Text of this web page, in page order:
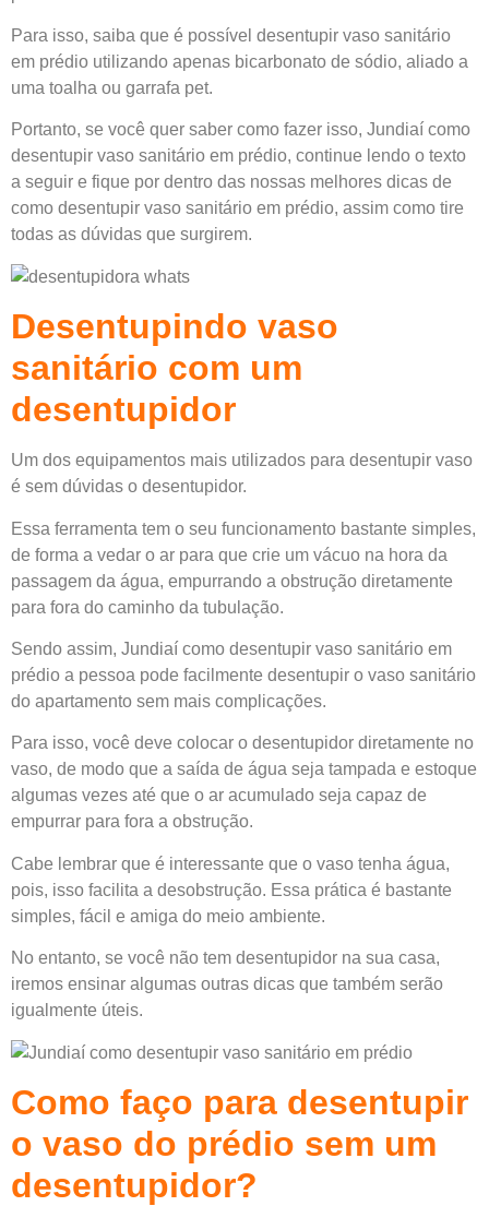
Para isso, saiba que é possível desentupir vaso sanitário
em prédio utilizando apenas bicarbonato de sódio, aliado a
uma toalha ou garrafa pet.
Portanto, se você quer saber como fazer isso, Jundiaí como
desentupir vaso sanitário em prédio, continue lendo o texto
a seguir e fique por dentro das nossas melhores dicas de
como desentupir vaso sanitário em prédio, assim como tire
todas as dúvidas que surgirem.
Desentupindo vaso
sanitário com um
desentupidor
Um dos equipamentos mais utilizados para desentupir vaso
é sem dúvidas o desentupidor.
Essa ferramenta tem o seu funcionamento bastante simples,
de forma a vedar o ar para que crie um vácuo na hora da
passagem da água, empurrando a obstrução diretamente
para fora do caminho da tubulação.
Sendo assim, Jundiaí como desentupir vaso sanitário em
prédio a pessoa pode facilmente desentupir o vaso sanitário
do apartamento sem mais complicações.
Para isso, você deve colocar o desentupidor diretamente no
vaso, de modo que a saída de água seja tampada e estoque
algumas vezes até que o ar acumulado seja capaz de
empurrar para fora a obstrução.
Cabe lembrar que é interessante que o vaso tenha água,
pois, isso facilita a desobstrução. Essa prática é bastante
simples, fácil e amiga do meio ambiente.
No entanto, se você não tem desentupidor na sua casa,
iremos ensinar algumas outras dicas que também serão
igualmente úteis.
Como faço para desentupir
o vaso do prédio sem um
desentupidor?